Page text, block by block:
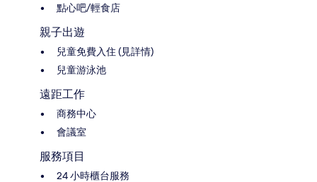
點心吧/輕食店
親子出遊
兒童免費入住 (見詳情)
兒童游泳池
遠距工作
商務中心
會議室
服務項目
24 小時櫃台服務